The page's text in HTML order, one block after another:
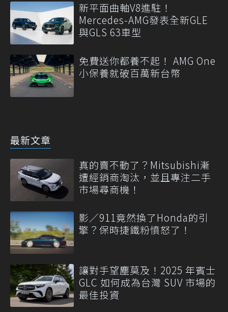
新平面曲軸V8進駐！
Mercedes-AMG發表全新GLE
與GLS 63車型
免費送你都養不起！ AMG One
小保養就破百萬新台幣
最新文章
真的賣不動了？Mitsubishi漸
遭經銷商淘汰，並且專注二手
市場尋商機！
影／911竟然換了Honda的引
擎？保時捷鐵粉憤怒了！
讓對手望塵莫及！2025 年賓士
GLC 如何成為台灣 SUV 市場的
最佳投資